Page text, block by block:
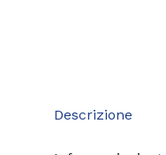
Descrizione